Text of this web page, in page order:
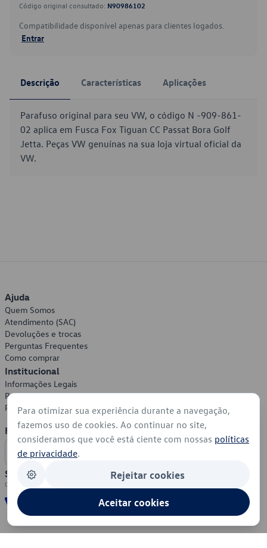
Código original consultado: N90986102
Compatibilidade disponível apenas para clientes logados.
Entrar
Descrição Características Aplicações
Parafuso original para seu VW, o código N -909-861-
02 aplica em Fusca Fox Tiguan CC Passat Bora Golf
Jetta. Peças VW genuínas na sua loja virtual oficial da
VW.
Ajuda
Quem Somos
Atendimento (SAC)
Devoluções e trocas
Perguntas Frequentes
Como comprar
Institucional
Informações Legais
Política de Privacidade
Política de Cookies
Formas de Pagamento
Segurança
Para otimizar sua experiência durante a navegação,
fazemos uso de cookies. Ao continuar no site,
consideramos que você está ciente com nossas políticas
de privacidade.
Rejeitar cookies
Aceitar cookies